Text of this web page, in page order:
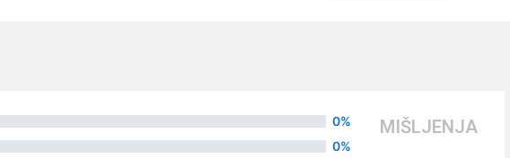
0%
0%
MIŠLJENJA